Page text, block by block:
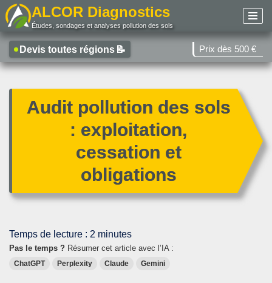
au
contenu
ALCOR Diagnostics
Études, sondages et analyses pollution des sols
Devis toutes régions 📝 Prix dès 500 €
Audit pollution des sols
: exploitation,
cessation et
obligations
Temps de lecture : 2 minutes
Pas le temps ? Résumer cet article avec l’IA :
ChatGPT Perplexity Claude Gemini